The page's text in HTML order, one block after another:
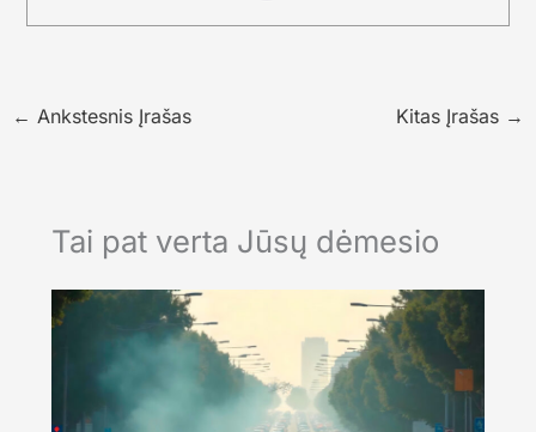
← Ankstesnis Įrašas Kitas Įrašas →
Tai pat verta Jūsų dėmesio